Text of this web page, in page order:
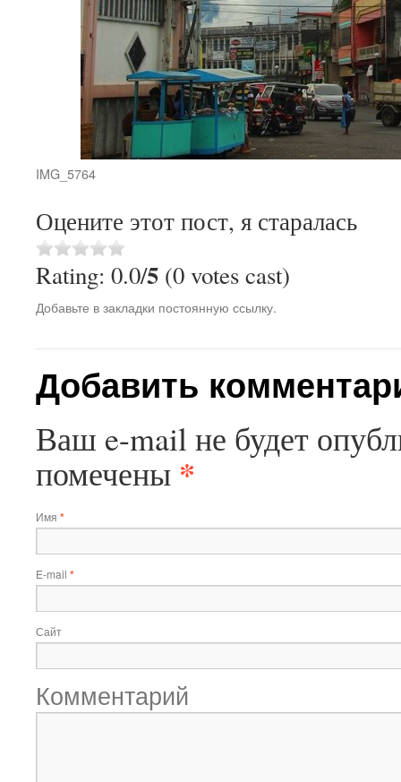
IMG_5764
Оцените этот пост, я старалась
Rating: 0.0/5 (0 votes cast)
Добавьте в закладки постоянную ссылку.
Добавить
Ваш e-mail не будет
помечены *
Имя *
E-mail *
Сайт
Комментарий